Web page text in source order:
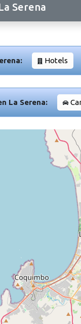
Serena
Hotels
La Serena: